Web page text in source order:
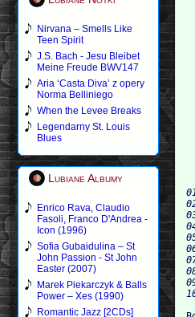
Nirvana – Smells Like
Teen Spirit
J.S. Bach - Jesu Bleibet
Meine Freude BWV147
Aria ‘Casta Diva’ z opery
Norma Belliniego
When the Levee Breaks
Legendarny St. Louis
Blues
Lubiane Albumy
Enrico Rava, Claudio
Fasoli, Franco D'Andrea -
Icon (1996)
Sofia Gubaidulina – St
John Passion - St John
Easter (2007)
Marek Piekarczyk & Balls
Power – Xes (1990)
Romantic Jazz [2CDs]